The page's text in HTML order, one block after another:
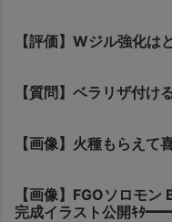
【評価】Wジル強化は
【質問】ベラリザ付け
【画像】火種もらえて
【画像】FGOソロモ
完成イラスト公開